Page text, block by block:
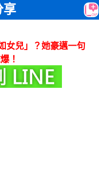
享
女兒」？她豪邁一句
！